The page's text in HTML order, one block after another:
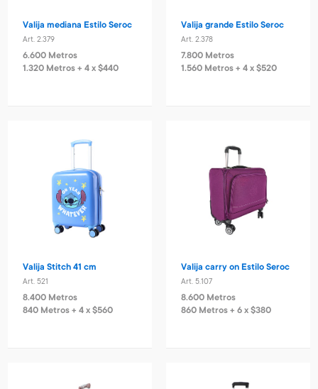
Valija mediana Estilo Seroc
Art. 2.379
6.600 Metros
1.320 Metros + 4 x $440
Valija grande Estilo Seroc
Art. 2.378
7.800 Metros
1.560 Metros + 4 x $520
Valija Stitch 41 cm
Art. 521
8.400 Metros
840 Metros + 4 x $560
Valija carry on Estilo Seroc
Art. 5.107
8.600 Metros
860 Metros + 6 x $380